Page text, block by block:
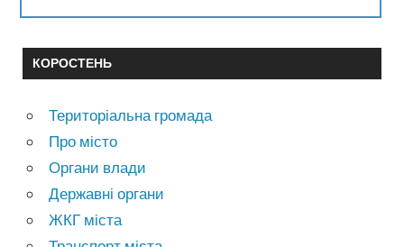
КОРОСТЕНЬ
Територіальна громада
Про місто
Органи влади
Державні органи
ЖКГ міста